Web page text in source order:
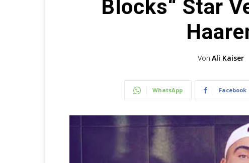
Blocks“ Star
Von Ali Kaiser
WhatsApp Facebook